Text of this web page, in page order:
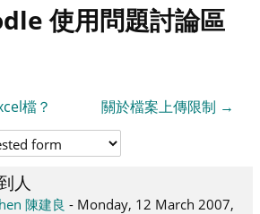
courses
使用問題討論區
檔？ 關於檔案上傳限制 →
人
陳建良 - Monday, 12 March 2007,